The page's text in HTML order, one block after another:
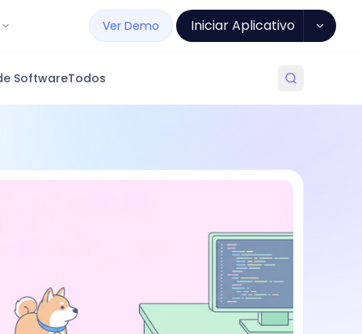
Ver Demo Iniciar Aplicativo
SoftwareTodos